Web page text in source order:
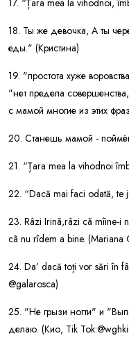
17. “Țara mea la vihodnoi,
18. Ты же девочка, А ты
еды." (Кристина)
19. "простота хуже
"нет предела
с мамой многие из этих
20. Станешь мамой -
21. “Țara mea la vihodnoi
22. “Dacă mai faci odată, te
23. Râzi Irinã,râzi cã mîine-i
cã nu rîdem a bine. (Mariana
24. Da’ dacă toți vor sări în
@galarosca)
25. "Не грызи ногти" и
делаю. (Кио, Tik